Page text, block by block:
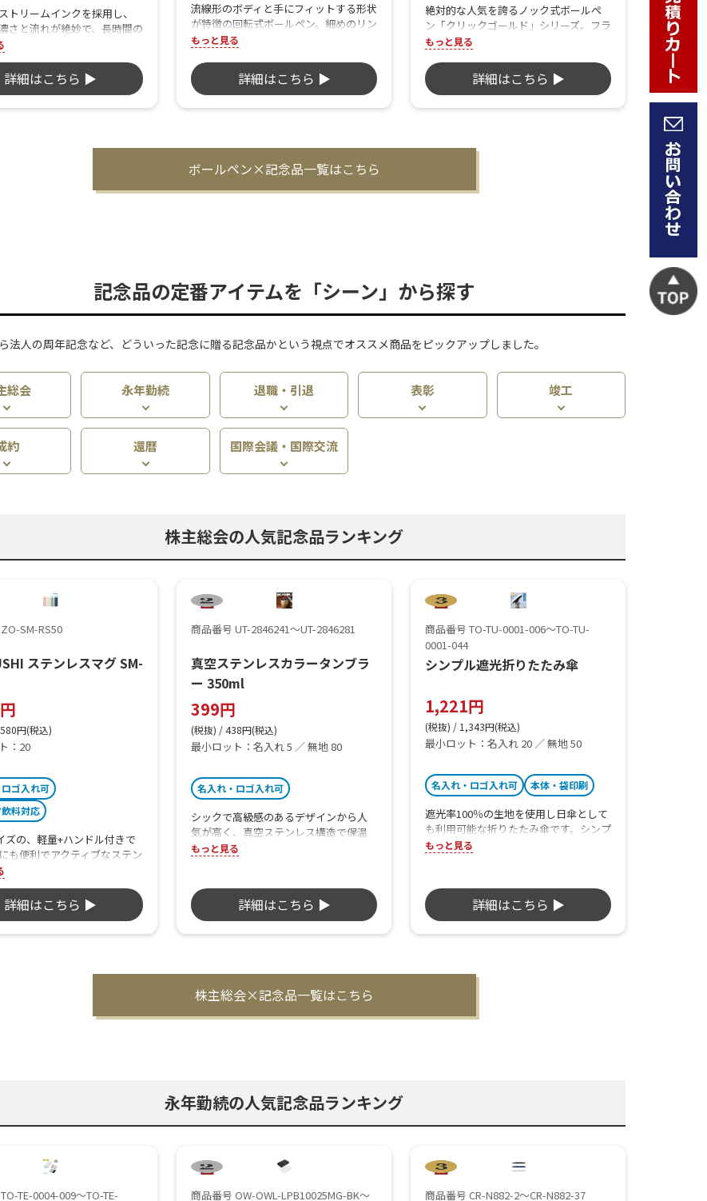
トリームインクを採用し、
さと流れが絶妙で、長時間の
れにくく快適に書けます。シ
洗練されたデザインは、ビジ
や日常使いに最適な逸品で
詳細はこちら ▶
流線形のボディと手にフィットする形状
が特徴の回転式ボールペン。細めのリン
グがスタイリッシュでモダンかつクー
な書き心地を両立した高級アイテムで
す。
もっと見る
詳細はこちら ▶
絶対的な人気を誇るノック式ボールペ
ン「クリックゴールド」シリーズ。フラ
ンス生まれの滑らか油性ボールペンで
カラバリが魅力の逸品です。
もっと見る
詳細はこちら ▶
ボールペン×記念品一覧はこちら
記念品の定番アイテムを「シーン」から探す
法人の周年記念など、どういった記念に贈る記念品かという視点でオススメ商品をピックアップしました。
総会 永年勤続 退職・引退 表彰 竣工
約 還暦 国際会議・国際交流
株主総会の人気記念品ランキング
SM-RS50
ステンレスマグ SM-
円(税込)
：20
ゴ入れ可
料対応
ズの、軽量+ハンドル付きで
も便利でアクティブなステン
パッキンを分解する必要がな
レスせんと食洗機対応タイプ
れも非常に簡単です。
詳細はこちら ▶
商品番号 UT-2846241～UT-2846281
真空ステンレスカラータンブラ
ー 350ml
399円
(税抜) / 438円(税込)
最小ロット：名入れ 5 ／ 無地 80
名入れ・ロゴ入れ可
シックで高級感のあるデザインから人
気が高く、真空ステンレス構造で保温
力・保冷力にも優れた350mlタンブラ
す。
もっと見る
詳細はこちら ▶
商品番号 TO-TU-0001-006～TO-TU-
0001-044
シンプル遮光折りたたみ傘
1,221円
(税抜) / 1,343円(税込)
最小ロット：名入れ 20 ／ 無地 50
名入れ・ロゴ入れ可 本体・袋印刷
遮光率100％の生地を使用し日傘として
も利用可能な折りたたみ傘です。シンプ
ルでスタンダードな無地タイプのた
もっと見る
詳細はこちら ▶
株主総会×記念品一覧はこちら
永年勤続の人気記念品ランキング
TE-0004-009～TO-TE- 商品番号 OW-OWL-LPB10025MG-BK～ 商品番号 CR-N882-2～CR-N882-37